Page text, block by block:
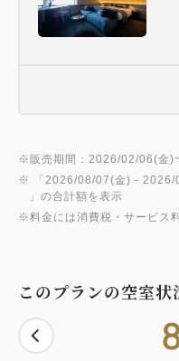
・中学生未満のお子
ご希望の体験日時を
・体験される方のご年
さい。
<インルームスパをご希
<サロンスパをご希望の
・3名以上でご希望の
予約をお願いします。
※販売期間：2026/02/06(金
※ 「 2026/08/07(金) - 2026/
」の合計額を表示
※料金には消費税・サービス
このプランの空室状